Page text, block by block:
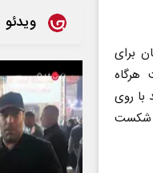
برای
هرگاه
روی
شکست
ویدئو